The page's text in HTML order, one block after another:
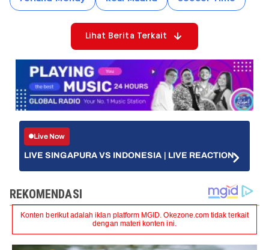
Lihat Berita Terkait
Live Now
LIVE SINGAPURA VS INDONESIA | LIVE REACTION